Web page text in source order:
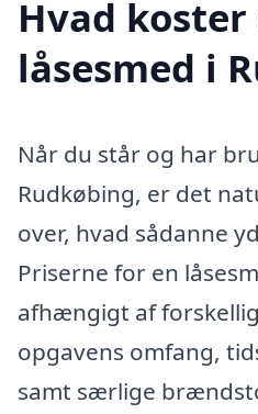
Hvad koster
låsesmed i
Når du står og har
Rudkøbing, er det
over, hvad sådanne
Priserne for en
afhængigt af
opgavens omfang,
samt særlige